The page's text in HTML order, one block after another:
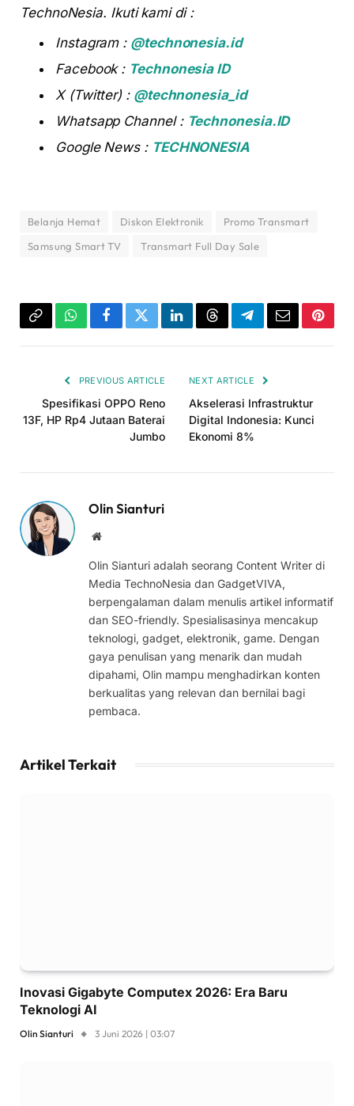
TechnoNesia. Ikuti kami di :
Instagram : @technonesia.id
Facebook : Technonesia ID
X (Twitter) : @technonesia_id
Whatsapp Channel : Technonesia.ID
Google News : TECHNONESIA
Belanja Hemat Diskon Elektronik
Promo Transmart
Samsung Smart TV
Transmart Full Day Sale
Copy WhatsAppFacebookTwitterLinkedInThreadsTelegramEmail
PREVIOUS ARTICLE
Spesifikasi OPPO Reno
13F, HP Rp4 Jutaan Baterai
Jumbo
NEXT ARTICLE
Akselerasi Infrastruktur
Digital Indonesia: Kunci
Ekonomi 8%
Olin Sianturi
Website
Olin Sianturi adalah seorang Content Writer di
Media TechnoNesia dan GadgetVIVA,
berpengalaman dalam menulis artikel informatif
dan SEO-friendly. Spesialisasinya mencakup
teknologi, gadget, elektronik, game. Dengan
gaya penulisan yang menarik dan mudah
dipahami, Olin mampu menghadirkan konten
berkualitas yang relevan dan bernilai bagi
pembaca.
Artikel Terkait
Inovasi Gigabyte Computex 2026: Era Baru
Teknologi AI
Olin Sianturi 3 Juni 2026 | 03:07